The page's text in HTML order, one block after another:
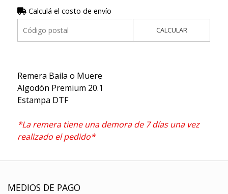
Calculá el costo de envío
CALCULAR
Remera Baila o Muere
Algodón Premium 20.1
Estampa DTF
*La remera tiene una demora de 7 días una vez
realizado el pedido*
MEDIOS DE PAGO